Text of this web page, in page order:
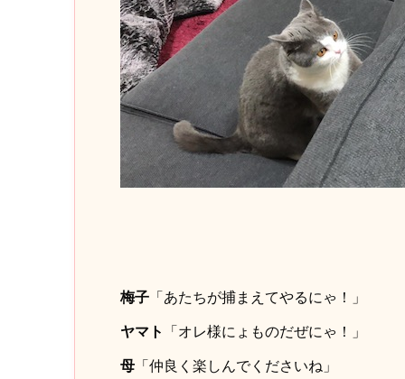
梅子「あたちが捕まえてやるにゃ！」
ヤマト 「オレ様にょものだぜにゃ！」
母「仲良く楽しんでくださいね」